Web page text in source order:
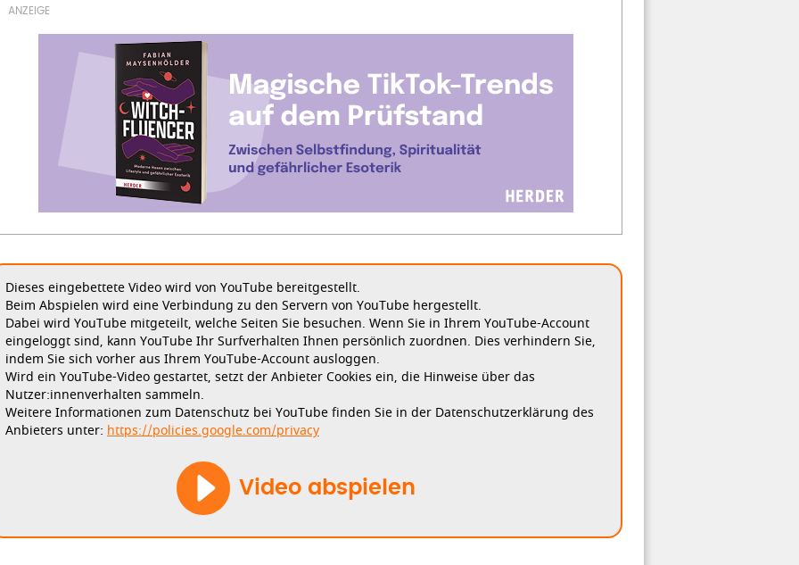
Dieses eingebettete Video wird von YouTube bereitgestellt.
Beim Abspielen wird eine Verbindung zu den Servern von YouTube hergestellt.
Dabei wird YouTube mitgeteilt, welche Seiten Sie besuchen. Wenn Sie in Ihrem YouTube-Account
eingeloggt sind, kann YouTube Ihr Surfverhalten Ihnen persönlich zuordnen. Dies verhindern Sie,
indem Sie sich vorher aus Ihrem YouTube-Account ausloggen.
Wird ein YouTube-Video gestartet, setzt der Anbieter Cookies ein, die Hinweise über das
Nutzer:innenverhalten sammeln.
Weitere Informationen zum Datenschutz bei YouTube finden Sie in der Datenschutzerklärung des
Anbieters unter: https://policies.google.com/privacy
Video abspielen